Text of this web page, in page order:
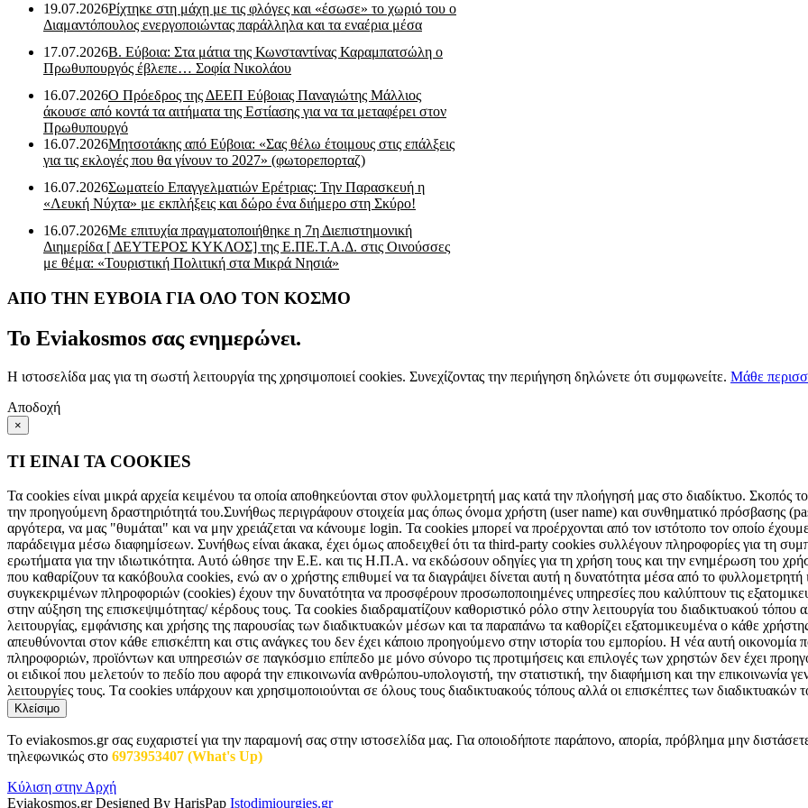
19.07.2026Ρίχτηκε στη μάχη με τις φλόγες και «έσωσε» το χωριό του ο
Διαμαντόπουλος ενεργοποιώντας παράλληλα και τα εναέρια μέσα
17.07.2026Β. Εύβοια: Στα μάτια της Κωνσταντίνας Καραμπατσώλη ο
Πρωθυπουργός έβλεπε… Σοφία Νικολάου
16.07.2026Ο Πρόεδρος της ΔΕΕΠ Εύβοιας Παναγιώτης Μάλλιος
άκουσε από κοντά τα αιτήματα της Εστίασης για να τα μεταφέρει στον
Πρωθυπουργό
16.07.2026Μητσοτάκης από Εύβοια: «Σας θέλω έτοιμους στις επάλξεις
για τις εκλογές που θα γίνουν το 2027» (φωτορεπορταζ)
16.07.2026Σωματείο Επαγγελματιών Ερέτριας: Την Παρασκευή η
«Λευκή Νύχτα» με εκπλήξεις και δώρο ένα διήμερο στη Σκύρο!
16.07.2026Με επιτυχία πραγματοποιήθηκε η 7η Διεπιστημονική
Διημερίδα [ ΔEYΤΕΡΟΣ ΚΥΚΛΟΣ] της Ε.ΠΕ.Τ.Α.Δ. στις Οινούσσες
με θέμα: «Τουριστική Πολιτική στα Μικρά Νησιά»
ΑΠΟ ΤΗΝ ΕΥΒΟΙΑ ΓΙΑ ΟΛΟ ΤΟΝ ΚΟΣΜΟ
Το Eviakosmos σας ενημερώνει.
Η ιστοσελίδα μας για τη σωστή λειτουργία της χρησιμοποιεί cookies. Συνεχίζοντας την περιήγηση δηλώνετε ότι συμφωνείτε. Μάθε
Αποδοχή
×
ΤΙ ΕΙΝΑΙ ΤΑ COOKIES
Τα cookies είναι μικρά αρχεία κειμένου τα οποία αποθηκεύονται στον φυλλομετρητή μας κατά την πλοήγησή μας στο διαδίκτυο. Σκοπός
την προηγούμενη δραστηριότητά του.Συνήθως περιγράφουν στοιχεία μας όπως όνομα χρήστη (user name) και συνθηματικό πρόσβασης
αργότερα, να μας "θυμάται" και να μην χρειάζεται να κάνουμε login. Τα cookies μπορεί να προέρχονται από τον ιστότοπο τον οποίο
παράδειγμα μέσω διαφημίσεων. Συνήθως είναι άκακα, έχει όμως αποδειχθεί ότι τα third-party cookies συλλέγουν πληροφορίες για τη
ερωτήματα για την ιδιωτικότητα. Αυτό ώθησε την Ε.Ε. και τις Η.Π.Α. να εκδώσουν οδηγίες για τη χρήση τους και την ενημέρωση του
που καθαρίζουν τα κακόβουλα cookies, ενώ αν ο χρήστης επιθυμεί να τα διαγράψει δίνεται αυτή η δυνατότητα μέσα από το
συγκεκριμένων πληροφοριών (cookies) έχουν την δυνατότητα να προσφέρουν προσωποποιημένες υπηρεσίες που καλύπτουν τις
στην αύξηση της επισκεψιμότητας/ κέρδους τους. Τα cookies διαδραματίζουν καθοριστικό ρόλο στην λειτουργία του διαδικτυακού
λειτουργίας, εμφάνισης και χρήσης της παρουσίας των διαδικτυακών μέσων και τα παραπάνω τα καθορίζει εξατομικευμένα ο κάθε
απευθύνονται στον κάθε επισκέπτη και στις ανάγκες του δεν έχει κάποιο προηγούμενο στην ιστορία του εμπορίου. Η νέα αυτή οικονομία
πληροφοριών, προϊόντων και υπηρεσιών σε παγκόσμιο επίπεδο με μόνο σύνορο τις προτιμήσεις και επιλογές των χρηστών δεν έχει
οι ειδικοί που μελετούν το πεδίο που αφορά την επικοινωνία ανθρώπου-υπολογιστή, την στατιστική, την διαφήμιση και την επικοινωνία
λειτουργίες τους. Tα cookies υπάρχουν και χρησιμοποιούνται σε όλους τους διαδικτυακούς τόπους αλλά οι επισκέπτες των
Κλείσιμο
Το eviakosmos.gr σας ευχαριστεί για την παραμονή σας στην ιστοσελίδα μας. Για οποιοδήποτε παράπονο, απορία, πρόβλημα μην
τηλεφωνικώς στο 6973953407 (What's Up)
Κύλιση στην Αρχή
Eviakosmos.gr Designed By HarisPap Istodimiourgies.gr